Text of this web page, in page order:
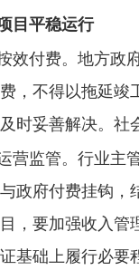
目平稳运行
效付费。 地方政
，不得以拖延竣
时妥善解决。社
营监管。 行业主
政府付费挂钩
，要加强收入管
基础上履行必要